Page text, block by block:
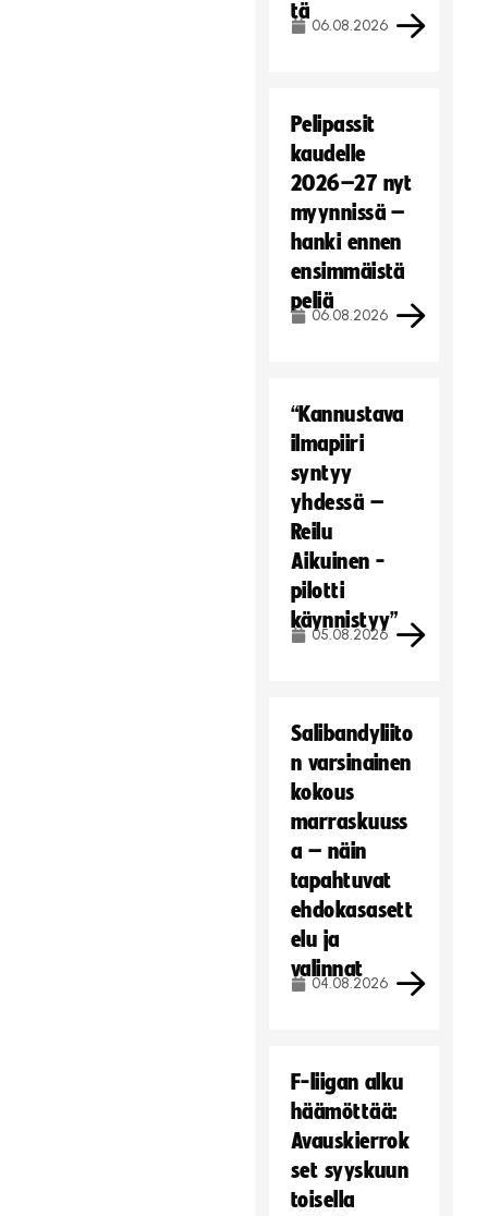
tä
06.08.2026
Pelipassit
kaudelle
2026–27 nyt
myynnissä –
hanki ennen
ensimmäistä
peliä
06.08.2026
“Kannustava
ilmapiiri
syntyy
yhdessä –
Reilu
Aikuinen -
pilotti
käynnistyy”
05.08.2026
Salibandyliito
n varsinainen
kokous
marraskuuss
a – näin
tapahtuvat
ehdokasasett
elu ja
valinnat
04.08.2026
F-liigan alku
häämöttää:
Avauskierrok
set syyskuun
toisella